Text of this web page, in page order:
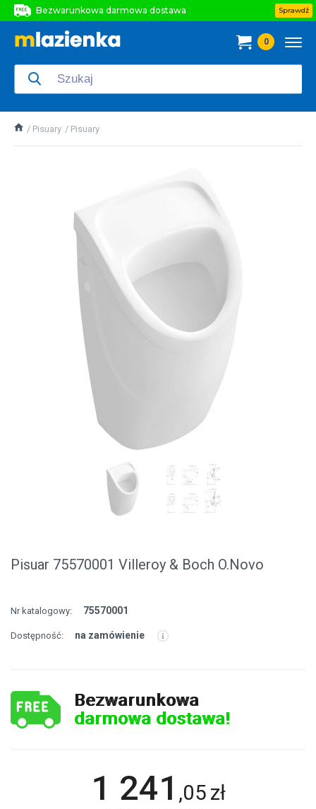
Bezwarunkowa darmowa dostawa
Bezwarunkowa darmowa dostawa
Sprawdź
0
Pisuary Pisuary
Pisuar 75570001 Villeroy & Boch O.Novo
Nr katalogowy: 75570001
Dostępność: na zamówienie
Bezwarunkowa
darmowa dostawa!
1 241 ,05 zł